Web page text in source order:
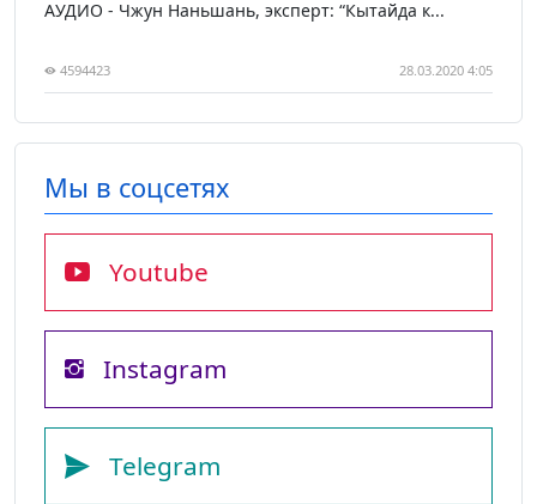
АУДИО - Чжун Наньшань, эксперт: “Кытайда к...
4594423 28.03.2020 4:05
Мы в соцсетях
Youtube
Instagram
Telegram